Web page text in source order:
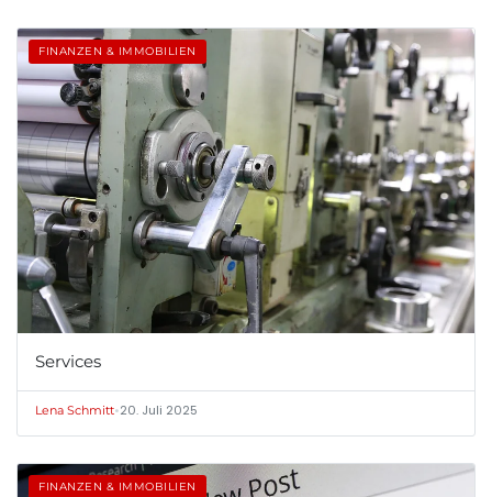
FINANZEN & IMMOBILIEN
Services
Lena Schmitt•20. Juli 2025
FINANZEN & IMMOBILIEN